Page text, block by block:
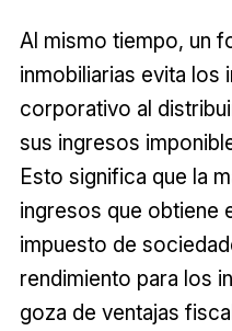
Al mismo tiempo, un
inmobiliarias evita los
corporativo al
sus ingresos
Esto significa que la
ingresos que obtiene
impuesto de
rendimiento para los
goza de ventajas